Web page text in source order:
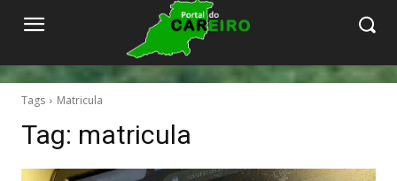
Tags Matricula
Tag: matricula